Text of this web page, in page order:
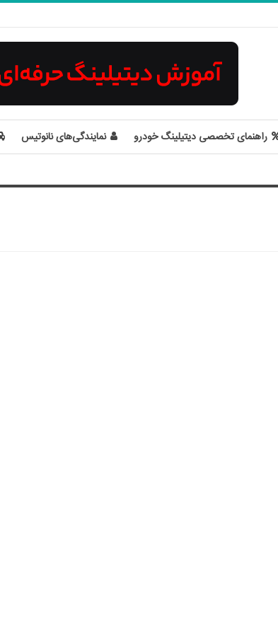
راهنمای تخصصی دیتیلینگ خودرو نمایندگی‌های نانوتیس